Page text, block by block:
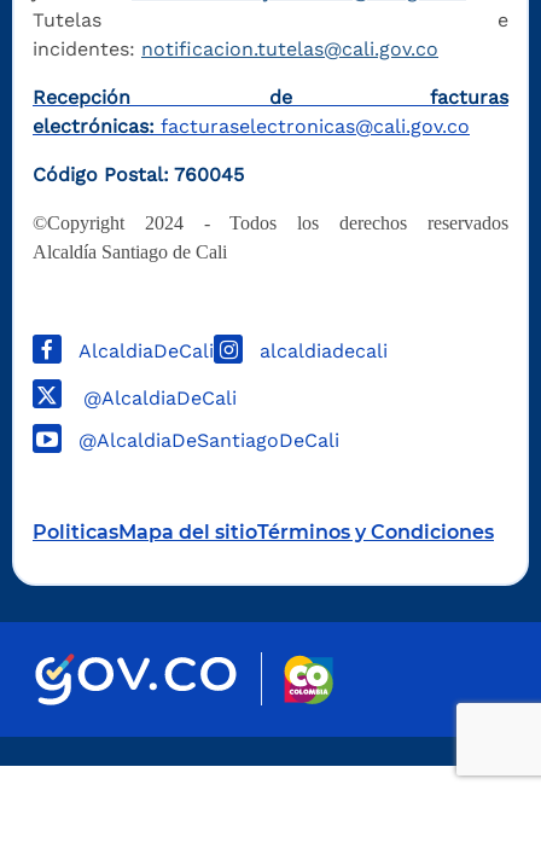
Tutelas e
incidentes: notificacion.tutelas@cali.gov.co
Recepción de facturas
electrónicas: facturaselectronicas@cali.gov.co
Código Postal: 760045
©Copyright 2024 - Todos los derechos reservados
Alcaldía Santiago de Cali
AlcaldiaDeCali alcaldiadecali
@AlcaldiaDeCali
@AlcaldiaDeSantiagoDeCali
PoliticasMapa del sitioTérminos y Condiciones